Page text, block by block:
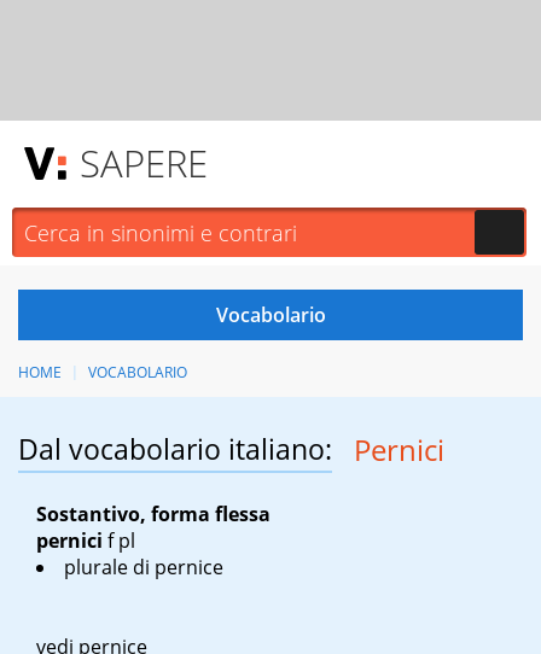
SAPERE
HOME VOCABOLARIO
Dal vocabolario italiano: Pernici
Sostantivo, forma flessa
pernici f pl
plurale di pernice
vedi pernice